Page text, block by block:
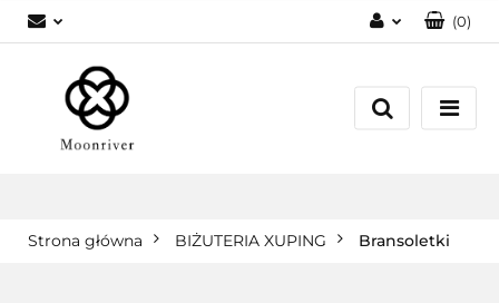
Zarejestruj się
(0)
Strona główna BIŻUTERIA XUPING Bransoletki